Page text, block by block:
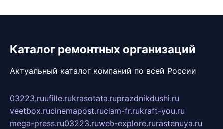
Каталог ремонтных организаций
Актуальный каталог компаний по всей России
03223.ruufille.rukrasotata.ruprazdnikdushi.ru
veetbox.rucinemapost.ruciam-fr.rukraft-you.ru
mega-press.ru03223.ruweb-explore.rurastenuya.ru